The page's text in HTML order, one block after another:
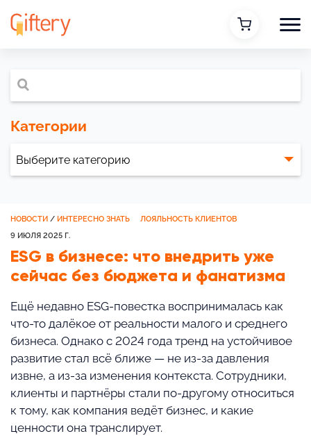
Категории
НОВОСТИ / ИНТЕРЕСНО ЗНАТЬ
ЛОЯЛЬНОСТЬ КЛИЕНТОВ
9 ИЮЛЯ 2025 Г.
ESG в бизнесе: что внедрить уже
сейчас без бюджета и фанатизма
Ещё недавно ESG-повестка воспринималась как
что-то далёкое от реальности малого и среднего
бизнеса. Однако с 2024 года тренд на устойчивое
развитие стал всё ближе — не из-за давления
извне, а из-за изменения контекста. Сотрудники,
клиенты и партнёры стали по-другому относиться
к тому, как компания ведёт бизнес, и какие
ценности она транслирует.